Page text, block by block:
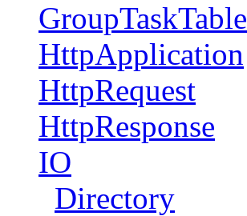
GroupTaskTable
HttpApplication
HttpRequest
HttpResponse
IO
Directory